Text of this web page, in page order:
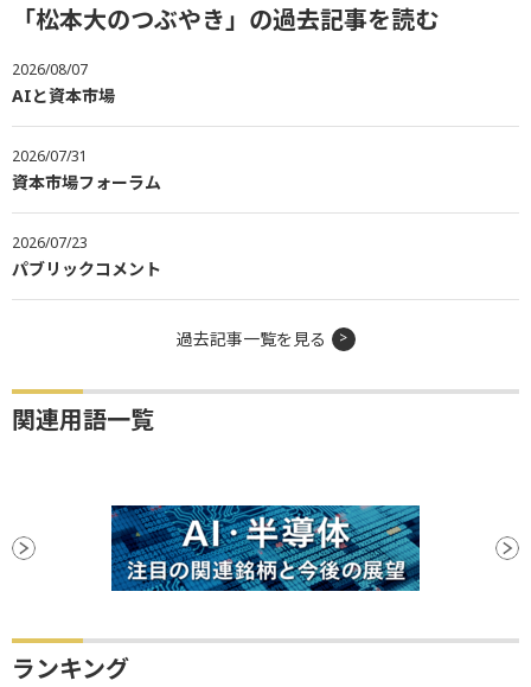
「松本大のつぶやき」の過去記事を読む
2026/08/07
AIと資本市場
2026/07/31
資本市場フォーラム
2026/07/23
パブリックコメント
過去記事一覧を見る
関連用語一覧
ランキング